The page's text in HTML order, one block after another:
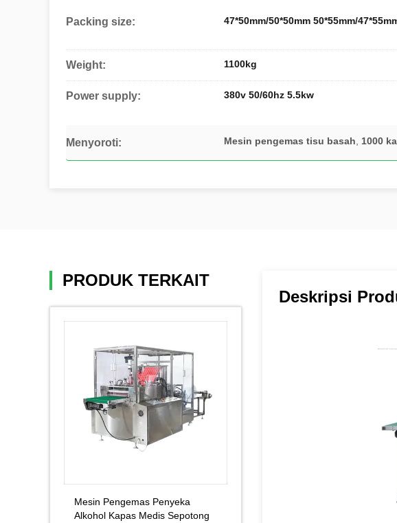
Packing size: 47*50mm/50*50mm 50*55mm/
Weight: 1100kg
Power supply: 380v 50/60hz 5.5kw
Menyoroti: Mesin pengemas tisu basah 1000
Deskripsi
PRODUK TERKAIT
Mesin Pengemas Penyeka
Alkohol Kapas Medis Sepotong